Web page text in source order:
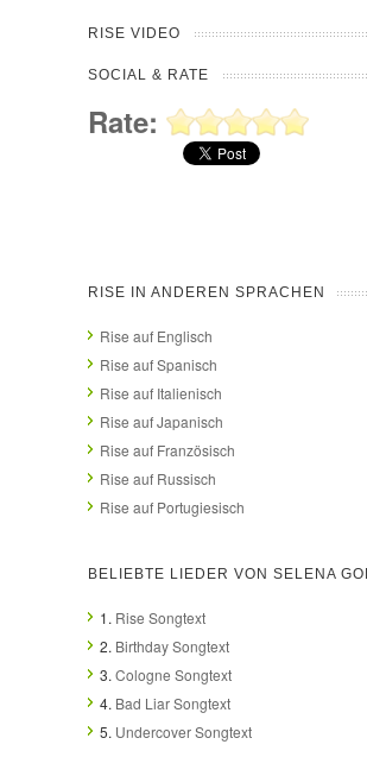
RISE VIDEO
SOCIAL & RATE
Rate:
RISE IN ANDEREN SPRACHEN
Rise auf Englisch
Rise auf Spanisch
Rise auf Italienisch
Rise auf Japanisch
Rise auf Französisch
Rise auf Russisch
Rise auf Portugiesisch
BELIEBTE LIEDER VON SELENA
1. Rise Songtext
2. Birthday Songtext
3. Cologne Songtext
4. Bad Liar Songtext
5. Undercover Songtext